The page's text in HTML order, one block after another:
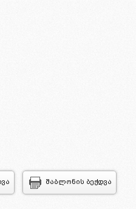
შაბლონის ბეჭდვა